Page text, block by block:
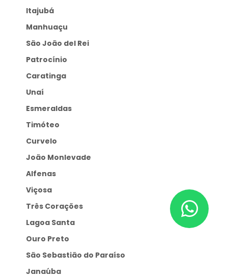
Itajubá
Manhuaçu
São João del Rei
Patrocínio
Caratinga
Unaí
Esmeraldas
Timóteo
Curvelo
João Monlevade
Alfenas
Viçosa
Três Corações
Lagoa Santa
Ouro Preto
São Sebastião do Paraíso
Janaúba